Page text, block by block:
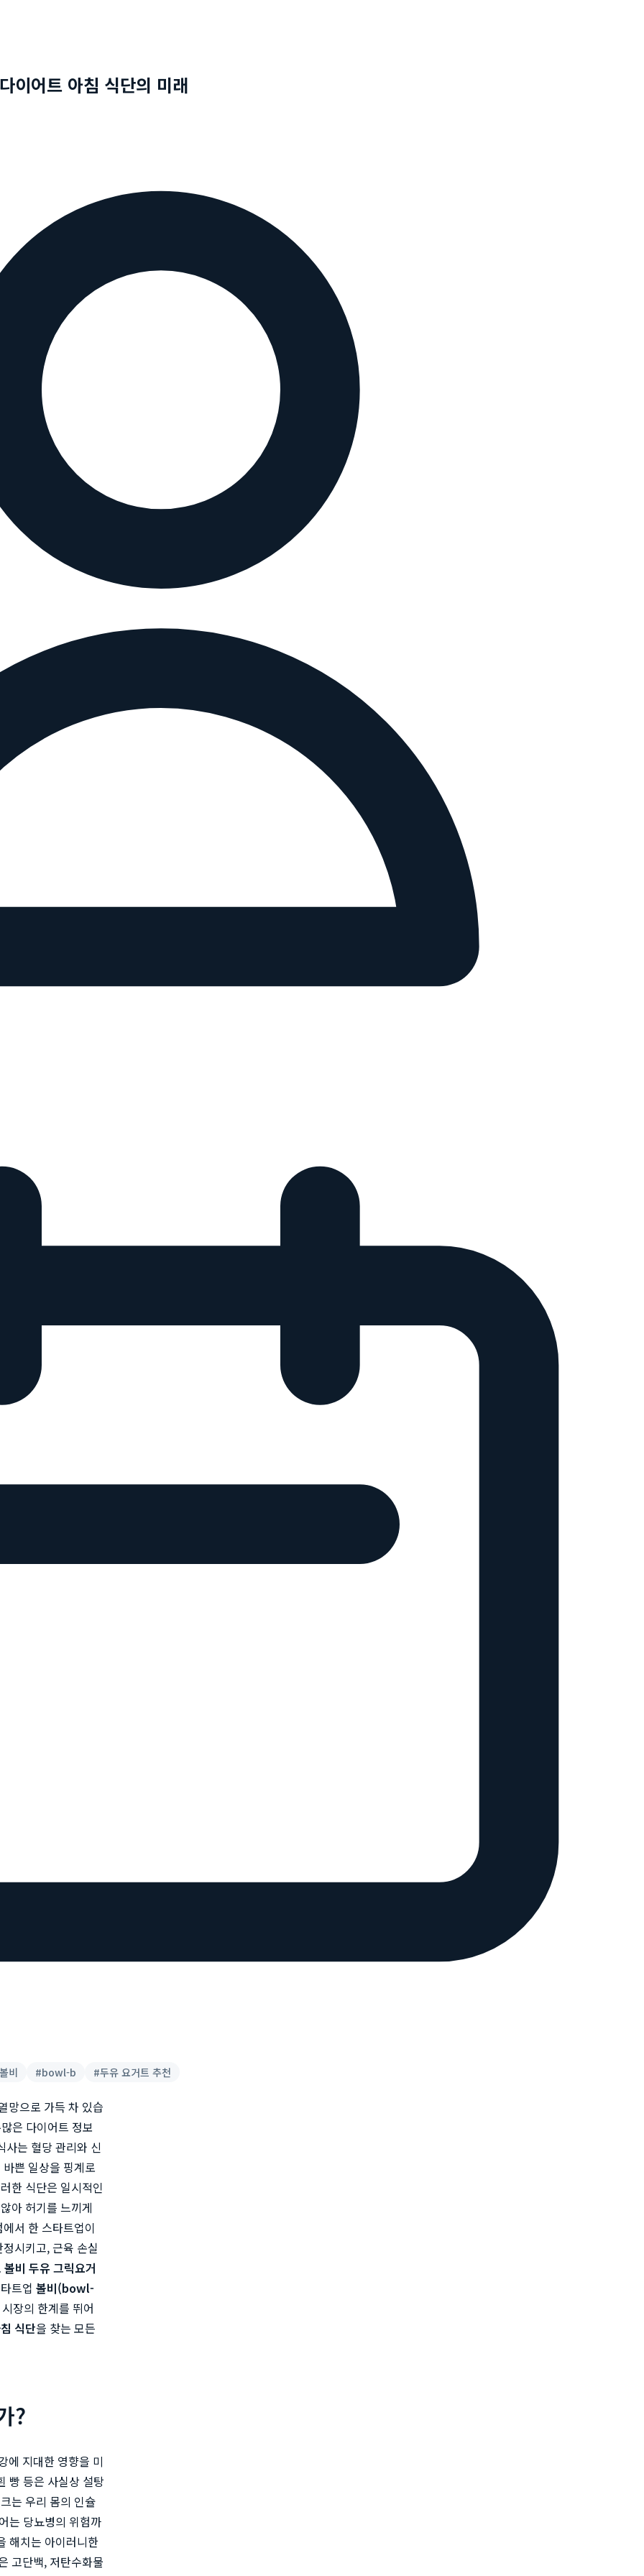
이어트 아침 식단의 미래
볼비 #bowl-b #두유 요거트 추천
망으로 가득 차 있습
은 다이어트 정보
사는 혈당 관리와 신
쁜 일상을 핑계로
한 식단은 일시적인
아 허기를 느끼게
서 한 스타트업이
시키고, 근육 손실
볼비 두유 그릭요거
트업 볼비(bowl-
장의 한계를 뛰어
식단을 찾는 모든
?
에 지대한 영향을 미
빵 등은 사실상 설탕
는 우리 몸의 인슐
는 당뇨병의 위험까
해치는 아이러니한
고단백, 저탄수화물